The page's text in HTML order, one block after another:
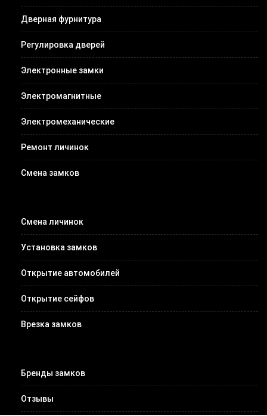
Дверная фурнитура
Регулировка дверей
Электронные замки
Электромагнитные
Электромеханические
Ремонт личинок
Смена замков
Смена личинок
Установка замков
Открытие автомобилей
Открытие сейфов
Врезка замков
Бренды замков
Отзывы